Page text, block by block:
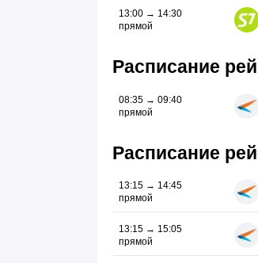
13:00 → 14:30
прямой
Расписание
08:35 → 09:40
прямой
Расписание
13:15 → 14:45
прямой
13:15 → 15:05
прямой